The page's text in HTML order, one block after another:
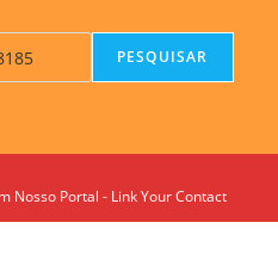
PESQUISAR
Nosso Portal - Link Your Contact